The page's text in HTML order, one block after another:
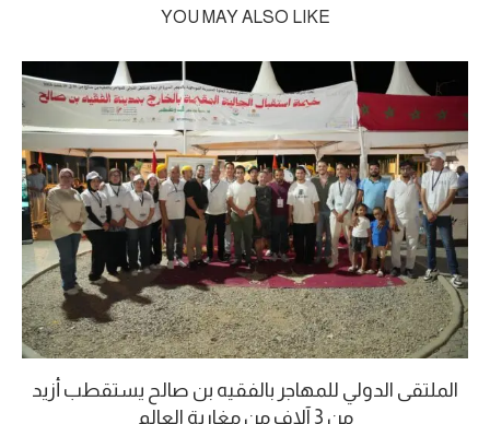
YOU MAY ALSO LIKE
الملتقى الدولي للمهاجر بالفقيه بن صالح يستقطب أزيد
من 3 آلاف من مغاربة العالم